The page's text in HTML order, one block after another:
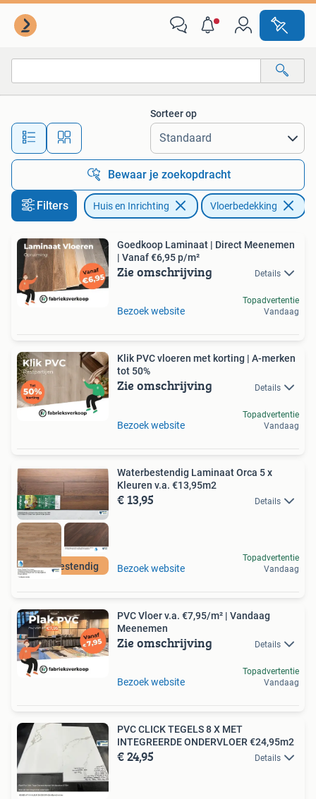
Alle afstanden…
Sorteer op
Bewaar je zoekopdracht
Filters Huis en Inrichting Vloerbedekking
Goedkoop Laminaat | Direct Meenemen
| Vanaf €6,95 p/m²
Zie omschrijving Details
Bezoek website
Topadvertentie
Vandaag
Klik PVC vloeren met korting | A-merken
tot 50%
Zie omschrijving Details
Bezoek website
Topadvertentie
Vandaag
Waterbestendig
Waterbestendig Laminaat Orca 5 x
Kleuren v.a. €13,95m2
€ 13,95 Details
Bezoek website
Topadvertentie
Vandaag
PVC Vloer v.a. €7,95/m² | Vandaag
Meenemen
Zie omschrijving Details
Bezoek website
Topadvertentie
Vandaag
PVC CLICK TEGELS 8 X MET
INTEGREERDE ONDERVLOER €24,95m2
€ 24,95 Details